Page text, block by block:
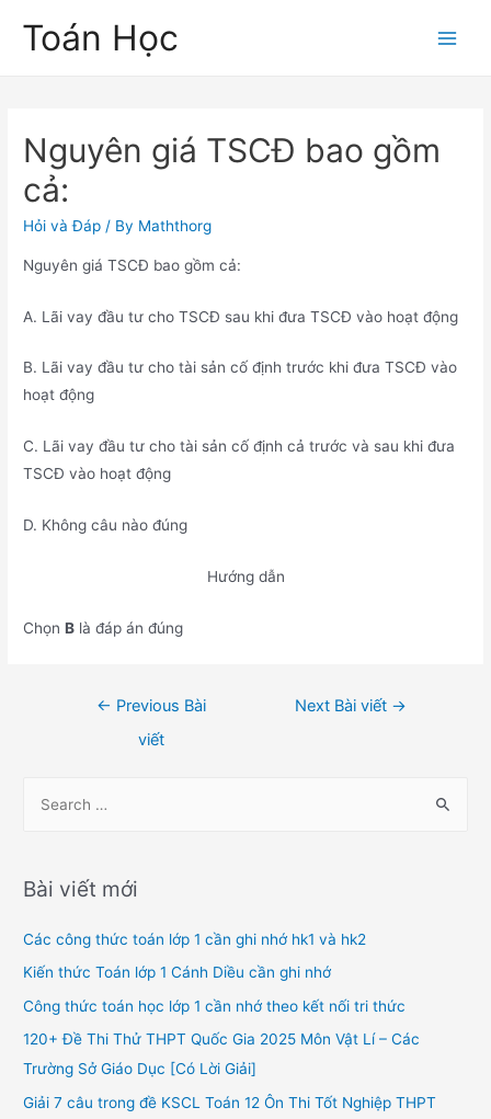
Toán Học
Nguyên giá TSCĐ bao gồm
cả:
Hỏi và Đáp / By Maththorg
Nguyên giá TSCĐ bao gồm cả:
A. Lãi vay đầu tư cho TSCĐ sau khi đưa TSCĐ vào hoạt động
B. Lãi vay đầu tư cho tài sản cố định trước khi đưa TSCĐ vào
hoạt động
C. Lãi vay đầu tư cho tài sản cố định cả trước và sau khi đưa
TSCĐ vào hoạt động
D. Không câu nào đúng
Hướng dẫn
ChọnB là đáp án đúng
← Previous Bài
viết
Next Bài viết →
r
h
f
o
Bài viết mới
Các công thức toán lớp 1 cần ghi nhớ hk1 và hk2
Kiến thức Toán lớp 1 Cánh Diều cần ghi nhớ
Công thức toán học lớp 1 cần nhớ theo kết nối tri thức
120+ Đề Thi Thử THPT Quốc Gia 2025 Môn Vật Lí – Các
Trường Sở Giáo Dục [Có Lời Giải]
Giải 7 câu trong đề KSCL Toán 12 Ôn Thi Tốt Nghiệp THPT